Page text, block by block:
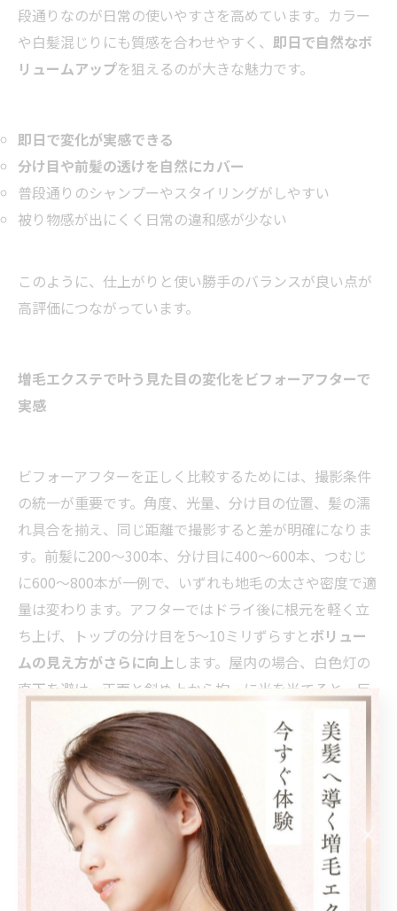
段通りなのが日常の使いやすさを高めています。カラー
や白髪混じりにも質感を合わせやすく、 即日で自然なボ
リュームアップを狙えるのが大きな魅力です。
即日で変化が実感できる
分け目や前髪の透けを自然にカバー
普段通りのシャンプーやスタイリングがしやすい
被り物感が出にくく日常の違和感が少ない
このように、仕上がりと使い勝手のバランスが良い点が
高評価につながっています。
増毛エクステで叶う見た目の変化をビフォーアフターで
実感
ビフォーアフターを正しく比較するためには、撮影条件
の統一が重要です。角度、光量、分け目の位置、髪の濡
れ具合を揃え、同じ距離で撮影すると差が明確になりま
す。前髪に200〜300本、分け目に400〜600本、つむじ
に600〜800本が一例で、いずれも地毛の太さや密度で適
量は変わります。アフターではドライ後に根元を軽く立
ち上げ、トップの分け目を5〜10ミリずらすとボリュー
ムの見え方がさらに向上します。屋内の場合、白色灯の
直下を避け、正面と斜め上から均一に光を当てると、反
射のムラが減り仕上がりが自然に写ります。濡れ髪と乾
いた状態の両方を撮ることで、エクステの束感や馴染み
が客観的に評価しやすくなります。比較の公平性を保つ
ことで、 本数と見た目の関係を誤解なく把握できます。
本数の目
撮影のポイント